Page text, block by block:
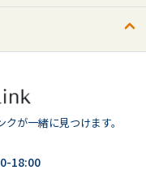
が一緒に見つけます。
18:00